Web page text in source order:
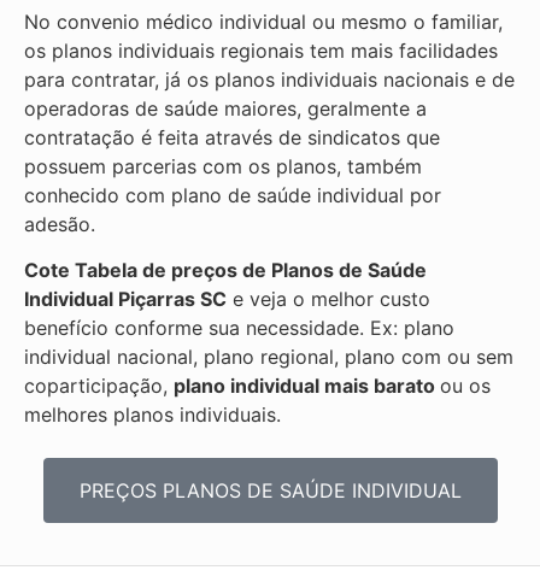
No convenio médico individual ou mesmo o familiar,
os planos individuais regionais tem mais facilidades
para contratar, já os planos individuais nacionais e de
operadoras de saúde maiores, geralmente a
contratação é feita através de sindicatos que
possuem parcerias com os planos, também
conhecido com plano de saúde individual por
adesão.
Cote Tabela de preços de Planos de Saúde
Individual Piçarras SC e veja o melhor custo
benefício conforme sua necessidade. Ex: plano
individual nacional, plano regional, plano com ou sem
coparticipação, plano individual mais barato ou os
melhores planos individuais.
PREÇOS PLANOS DE SAÚDE INDIVIDUAL